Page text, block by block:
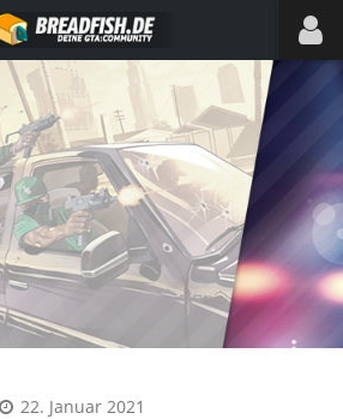
22. Januar 2021